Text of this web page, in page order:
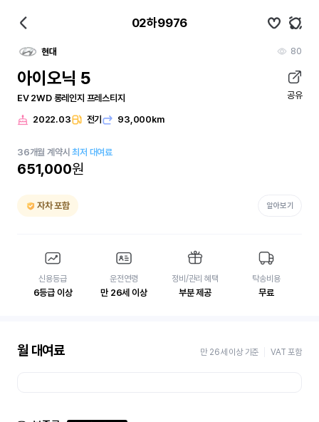
02하9976
현대 80
아이오닉 5
EV 2WD 롱레인지 프레스티지 공유
2022.03 전기 93,000km
36개월 계약시최저 대여료
651,000원
자차 포함 알아보기
신용등급
6등급 이상
운전연령
만 26세 이상
정비/관리 혜택
부분 제공
탁송비용
무료
월 대여료 만 26세 이상 기준 VAT 포함